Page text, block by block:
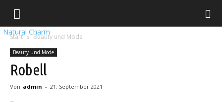
Natural Charm
Start Beauty und Mode
Beauty und Mode
Robell
Von admin - 21. September 2021